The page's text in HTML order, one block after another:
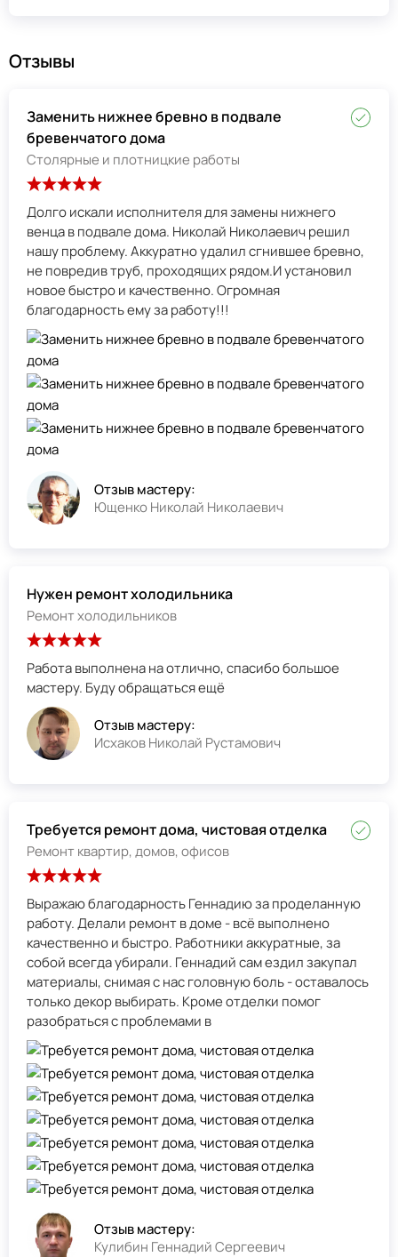
Отзывы
Заменить нижнее бревно в подвале
бревенчатого дома
Столярные и плотницкие работы
Долго искали исполнителя для замены нижнего
венца в подвале дома. Николай Николаевич решил
нашу проблему. Аккуратно удалил сгнившее бревно,
не повредив труб, проходящих рядом.И установил
новое быстро и качественно. Огромная
благодарность ему за работу!!!
Отзыв мастеру:
Ющенко Николай Николаевич
Нужен ремонт холодильника
Ремонт холодильников
Работа выполнена на отлично, спасибо большое
мастеру. Буду обращаться ещё
Отзыв мастеру:
Исхаков Николай Рустамович
Требуется ремонт дома, чистовая отделка
Ремонт квартир, домов, офисов
Выражаю благодарность Геннадию за проделанную
работу. Делали ремонт в доме - всё выполнено
качественно и быстро. Работники аккуратные, за
собой всегда убирали. Геннадий сам ездил закупал
материалы, снимая с нас головную боль - оставалось
только декор выбирать. Кроме отделки помог
разобраться с проблемами в
Отзыв мастеру:
Кулибин Геннадий Сергеевич